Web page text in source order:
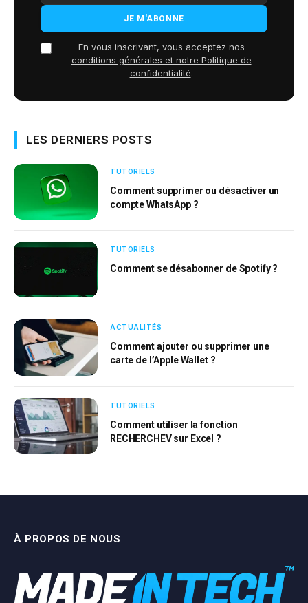
En vous inscrivant, vous acceptez nos
conditions générales et notre Politique de
confidentialité.
LES DERNIERS POSTS
TUTORIELS
Comment supprimer ou désactiver un
compte WhatsApp ?
TUTORIELS
Comment se désabonner de Spotify ?
ACTUALITÉS
Comment ajouter ou supprimer une
carte de l’Apple Wallet ?
TUTORIELS
Comment utiliser la fonction
RECHERCHEV sur Excel ?
À PROPOS DE NOUS